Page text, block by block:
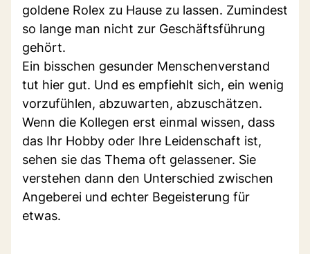
goldene Rolex zu Hause zu lassen. Zumindest
so lange man nicht zur Geschäftsführung
gehört.
Ein bisschen gesunder Menschenverstand
tut hier gut. Und es empfiehlt sich, ein wenig
vorzufühlen, abzuwarten, abzuschätzen.
Wenn die Kollegen erst einmal wissen, dass
das Ihr Hobby oder Ihre Leidenschaft ist,
sehen sie das Thema oft gelassener. Sie
verstehen dann den Unterschied zwischen
Angeberei und echter Begeisterung für
etwas.